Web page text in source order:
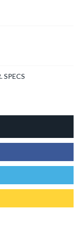
SPECS